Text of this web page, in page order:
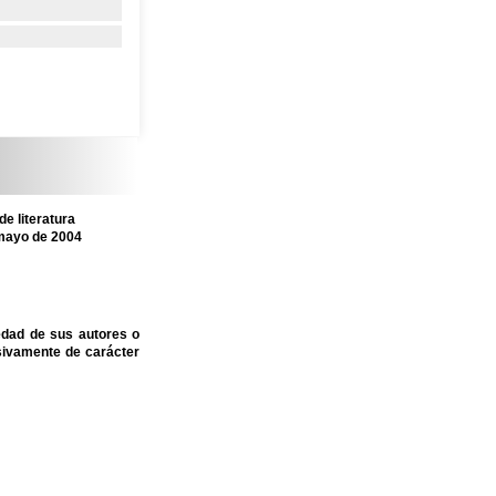
literatura
de 2004
de sus autores o
de carácter